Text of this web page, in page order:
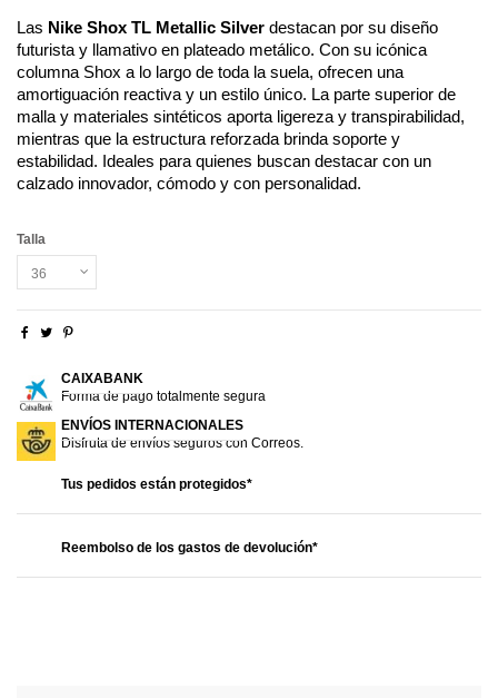
Las Nike Shox TL Metallic Silver destacan por su diseño
futurista y llamativo en plateado metálico. Con su icónica
columna Shox a lo largo de toda la suela, ofrecen una
amortiguación reactiva y un estilo único. La parte superior de
malla y materiales sintéticos aporta ligereza y transpirabilidad,
mientras que la estructura reforzada brinda soporte y
estabilidad. Ideales para quienes buscan destacar con un
calzado innovador, cómodo y con personalidad.
Talla
CAIXABANK
Forma de pago totalmente segura
ENVÍOS INTERNACIONALES
Disfruta de envíos seguros con Correos.
Tus pedidos están protegidos*
Reembolso de los gastos de devolución*